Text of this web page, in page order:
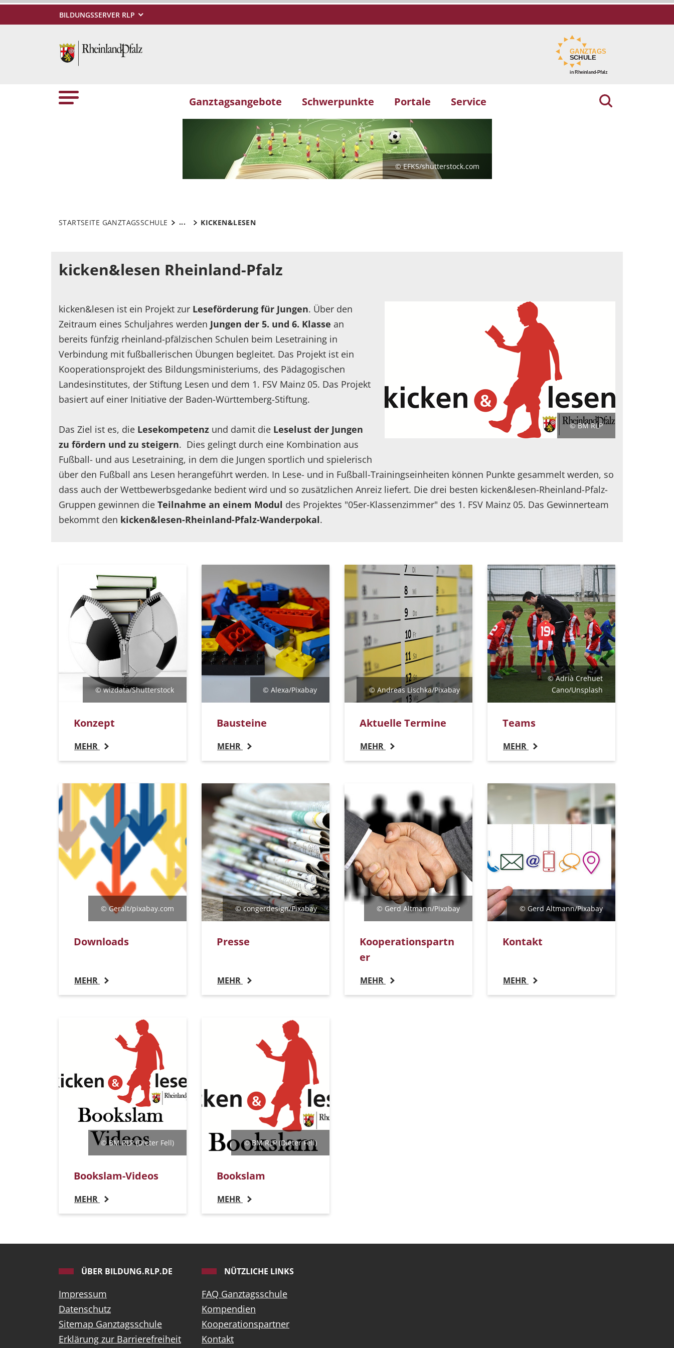
BILDUNGSSERVER RLP
Ganztagsangebote Schwerpunkte Portale Service
© EFKS/shutterstock.com
STARTSEITE GANZTAGSSCHULE ... KICKEN&LESEN
kicken&lesen Rheinland-Pfalz
© BM RLP
kicken&lesen ist ein Projekt zur Leseförderung für Jungen. Über den
Zeitraum eines Schuljahres werden Jungen der 5. und 6. Klasse an
bereits fünfzig rheinland-pfälzischen Schulen beim Lesetraining in
Verbindung mit fußballerischen Übungen begleitet. Das Projekt ist ein
Kooperationsprojekt des Bildungsministeriums, des Pädagogischen
Landesinstitutes, der Stiftung Lesen und dem 1. FSV Mainz 05. Das Projekt
basiert auf einer Initiative der Baden-Württemberg-Stiftung.
Das Ziel ist es, die Lesekompetenz und damit die Leselust der Jungen
zu fördern und zu steigern. Dies gelingt durch eine Kombination aus
Fußball- und aus Lesetraining, in dem die Jungen sportlich und spielerisch
über den Fußball ans Lesen herangeführt werden. In Lese- und in Fußball-Trainingseinheiten können Punkte gesammelt werden, so
dass auch der Wettbewerbsgedanke bedient wird und so zusätzlichen Anreiz liefert. Die drei besten kicken&lesen-Rheinland-Pfalz-
Gruppen gewinnen die Teilnahme an einem Modul des Projektes "05er-Klassenzimmer" des 1. FSV Mainz 05. Das Gewinnerteam
bekommt den kicken&lesen-Rheinland-Pfalz-Wanderpokal.
© wizdata/Shutterstock
Konzept
MEHR
© Alexa/Pixabay
Bausteine
MEHR
© Andreas Lischka/Pixabay
Aktuelle Termine
MEHR
© Adrià Crehuet
Cano/Unsplash
Teams
MEHR
© Geralt/pixabay.com
Downloads
MEHR
© congerdesign/Pixabay
Presse
MEHR
© Gerd Altmann/Pixabay
Kooperationspartn
er
MEHR
© Gerd Altmann/Pixabay
Kontakt
MEHR
© BM RLP (Dieter Fell)
Bookslam-Videos
MEHR
© BM RLP (Dieter Fell)
Bookslam
MEHR
ÜBER BILDUNG.RLP.DE
Impressum
Datenschutz
Sitemap Ganztagsschule
Erklärung zur Barrierefreiheit
NÜTZLICHE LINKS
FAQ Ganztagsschule
Kompendien
Kooperationspartner
Kontakt